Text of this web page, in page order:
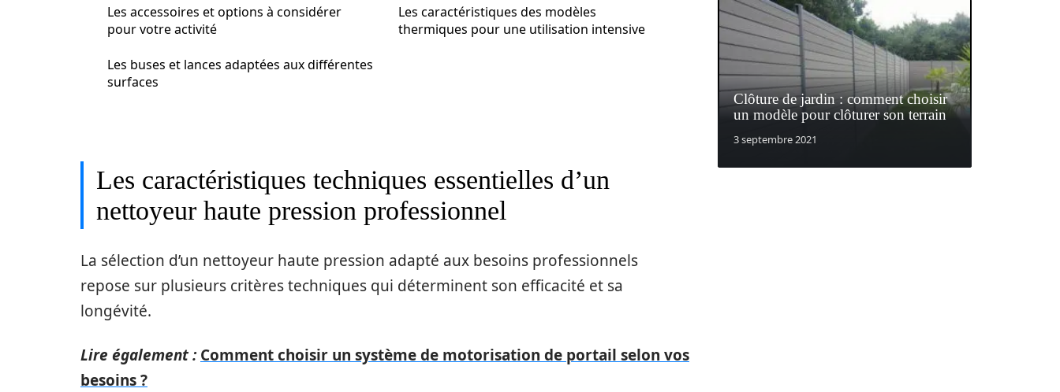
Les accessoires et options à considérer
pour votre activité
Les buses et lances adaptées aux différentes
surfaces
Les caractéristiques des modèles
thermiques pour une utilisation intensive
Les caractéristiques techniques essentielles d’un
nettoyeur haute pression professionnel
La sélection d’un nettoyeur haute pression adapté aux besoins professionnels
repose sur plusieurs critères techniques qui déterminent son efficacité et sa
longévité.
Lire également : Comment choisir un système de motorisation de portail selon vos
besoins ?
Clôture de jardin : comment choisir
un modèle pour clôturer son terrain
3 septembre 2021